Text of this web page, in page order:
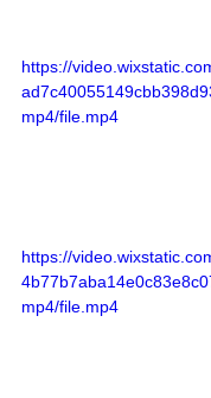
https://
mp4/file.mp4
https://
mp4/file.mp4